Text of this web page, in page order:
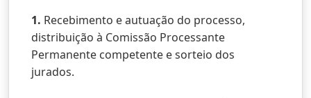
1. Recebimento e autuação do processo,
distribuição à Comissão Processante
Permanente competente e sorteio dos
jurados.